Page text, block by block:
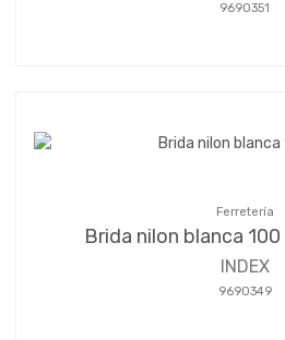
9690351
Ferretería
Brida nilon blanca
INDEX
9690349